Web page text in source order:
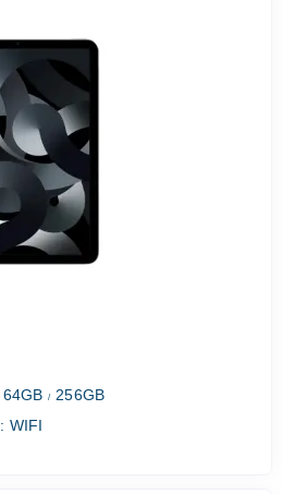
64GB/ 256GB
: WIFI